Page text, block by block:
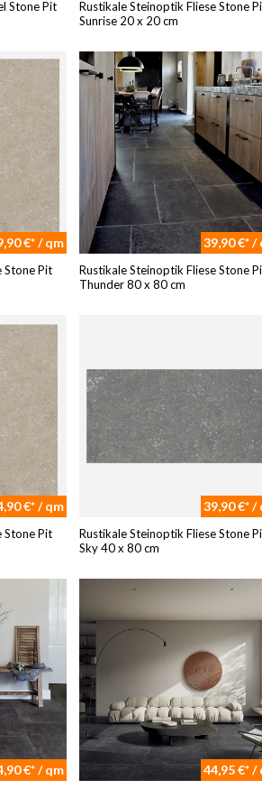
Stone Pit
Rustikale Steinoptik Fliese Stone
Sunrise 20 x 20 cm
€* / qm
Stone Pit
39,90 €* /
Rustikale Steinoptik Fliese Stone
Thunder 80 x 80 cm
€* / qm
Stone Pit
39,90 €* /
Rustikale Steinoptik Fliese Stone
Sky 40 x 80 cm
€* / qm 44,95 €* /